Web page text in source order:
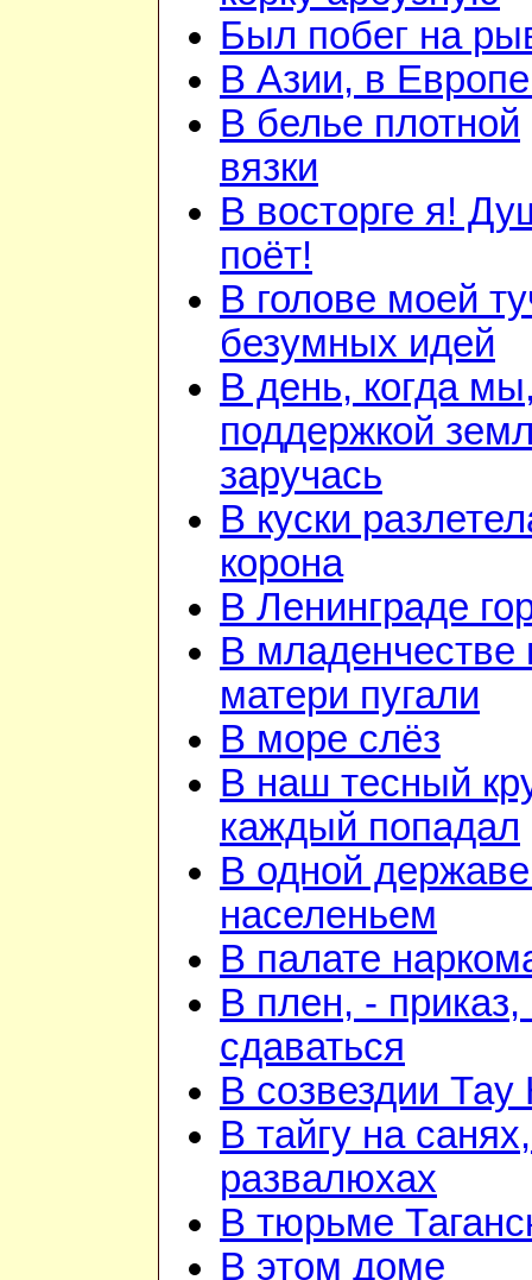
Был побег на
В Азии, в
В белье плотной
вязки
В восторге я!
поёт!
В голове моей
безумных идей
В день, когда
поддержкой
заручась
В куски
корона
В Ленинграде
В младенчестве
матери пугали
В море слёз
В наш тесный
каждый попадал
В одной
населеньем
В палате
В плен, - приказ,
сдаваться
В созвездии Тау
В тайгу на
развалюхах
В тюрьме
В этом доме